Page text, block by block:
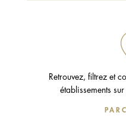
Retrouvez, filtrez et
établissements